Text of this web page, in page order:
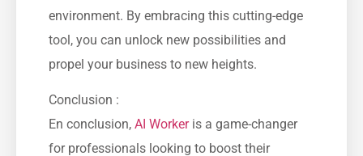
environment. By embracing this cutting-edge
tool, you can unlock new possibilities and
propel your business to new heights.
Conclusion :
En conclusion, AI Workeris a game-changer
for professionals looking to boost their